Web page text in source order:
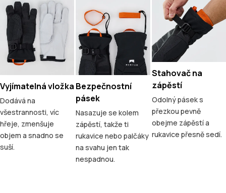
Vyjímatelná vložka
Dodává na
všestrannosti, víc
hřeje, zmenšuje
objem a snadno se
suší.
Bezpečnostní
pásek
Nasazuje se kolem
zápěstí, takže ti
rukavice nebo palčáky
na svahu jen tak
nespadnou.
Stahovač na
zápěstí
Odolný pásek s
přezkou pevně
obejme zápěstí a
rukavice přesně sedí.